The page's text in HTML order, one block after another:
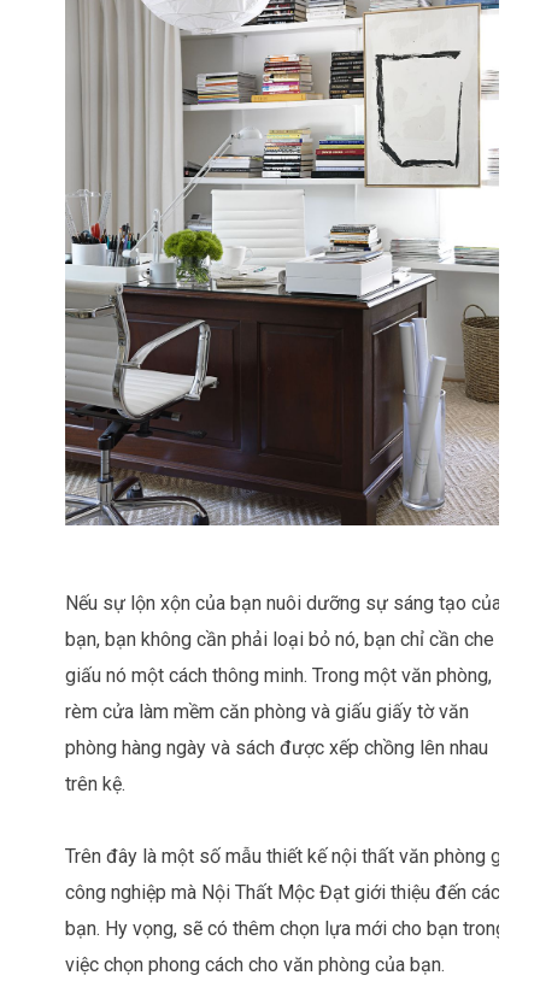
Nếu sự lộn xộn của bạn nuôi dưỡng sự sáng tạo của
bạn, bạn không cần phải loại bỏ nó, bạn chỉ cần che
giấu nó một cách thông minh. Trong một văn phòng,
rèm cửa làm mềm căn phòng và giấu giấy tờ văn
phòng hàng ngày và sách được xếp chồng lên nhau
trên kệ.
Trên đây là một số mẫu thiết kế nội thất văn phòng gỗ
công nghiệp mà Nội Thất Mộc Đạt giới thiệu đến các
bạn. Hy vọng, sẽ có thêm chọn lựa mới cho bạn trong
việc chọn phong cách cho văn phòng của bạn.